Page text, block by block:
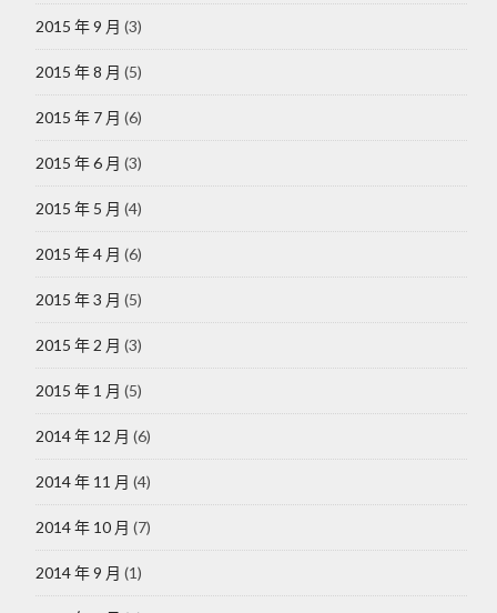
2015 年 9 月 (3)
2015 年 8 月 (5)
2015 年 7 月 (6)
2015 年 6 月 (3)
2015 年 5 月 (4)
2015 年 4 月 (6)
2015 年 3 月 (5)
2015 年 2 月 (3)
2015 年 1 月 (5)
2014 年 12 月 (6)
2014 年 11 月 (4)
2014 年 10 月 (7)
2014 年 9 月 (1)